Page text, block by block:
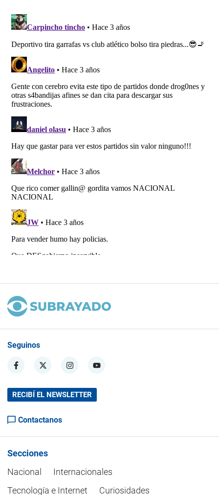
Seguinos
RECIBÍ EL NEWSLETTER
Contactanos
Secciones
Nacional
Internacionales
Tecnología e Internet
Curiosidades